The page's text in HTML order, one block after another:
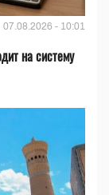
07.08.2026 - 10:01
на систему